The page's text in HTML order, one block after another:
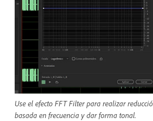
Use el efecto FFT Filter para realizar
basada en frecuencia y dar forma tonal.